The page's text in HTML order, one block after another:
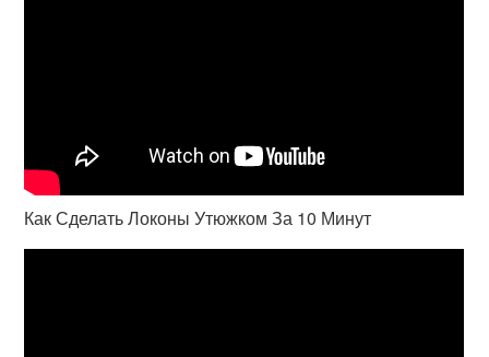
Как Сделать Локоны Утюжком За 10 Минут